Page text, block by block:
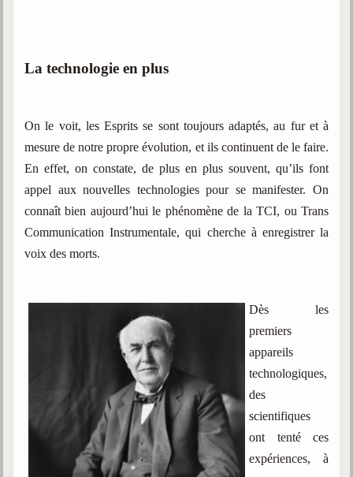
La technologie en plus
On le voit, les Esprits se sont toujours adaptés, au fur et à
mesure de notre propre évolution, et ils continuent de le faire.
En effet, on constate, de plus en plus souvent, qu’ils font
appel aux nouvelles technologies pour se manifester. On
connaît bien aujourd’hui le phénomène de la TCI, ou Trans
Communication Instrumentale, qui cherche à enregistrer la
voix des morts.
Dès les
premiers
appareils
technologiques,
des
scientifiques
ont tenté ces
expériences, à